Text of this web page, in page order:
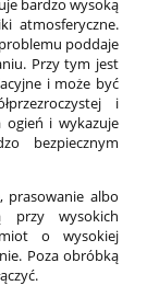
bardzo wysoką
atmosferyczne.
poddaje
Przy tym jest
i może być
i
ogień i wykazuje
bezpiecznym
prasowanie albo
przy wysokich
o wysokiej
Poza obróbką